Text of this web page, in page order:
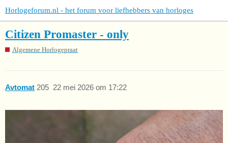
Horlogeforum.nl - het forum voor liefhebbers van horloges
Citizen Promaster - only
Algemene Horlogepraat
Avtomat 22 mei 2026 om 17:22
205